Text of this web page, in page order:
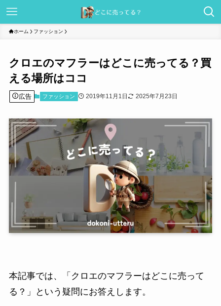
ホーム ファッション
クロエのマフラーはどこに売ってる？買
える場所はココ
広告 ファッション 2019年11月1日 2025年7月23日
本記事では、「クロエのマフラーはどこに売って
る？」という疑問にお答えします。